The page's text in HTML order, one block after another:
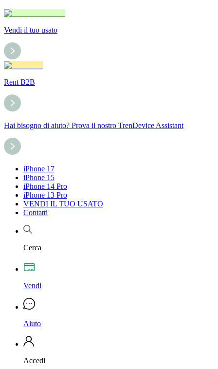
Vendi il tuo usato
Rent B2B
Hai bisogno di aiuto? Prova il nostro TrenDevice Assistant
iPhone 17
iPhone 15
iPhone 14 Pro
iPhone 13 Pro
VENDI IL TUO USATO
Contatti
Cerca
Vendi
Aiuto
Accedi